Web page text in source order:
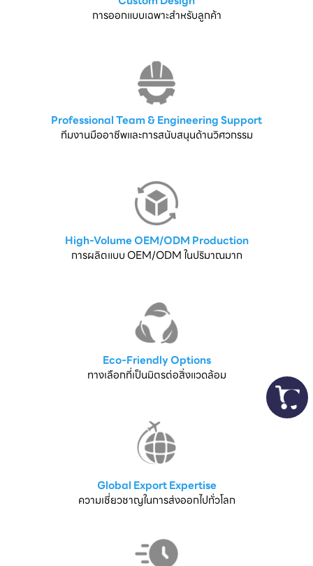
การออกแบบเฉพาะสำหรับลูกค้า
Professional Team & Engineering Support
ทีมงานมืออาชีพและการสนับสนุนด้านวิศวกรรม
High-Volume OEM/ODM Production
การผลิตแบบ OEM/ODM ในปริมาณมาก
Eco-Friendly Options
ทางเลือกที่เป็นมิตรต่อสิ่งแวดล้อม
Global Export Expertise
ความเชี่ยวชาญในการส่งออกไปทั่วโลก